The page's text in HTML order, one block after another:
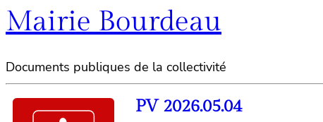
Mairie Bourdeau
Documents publiques de la collectivité
PV 2026.05.04